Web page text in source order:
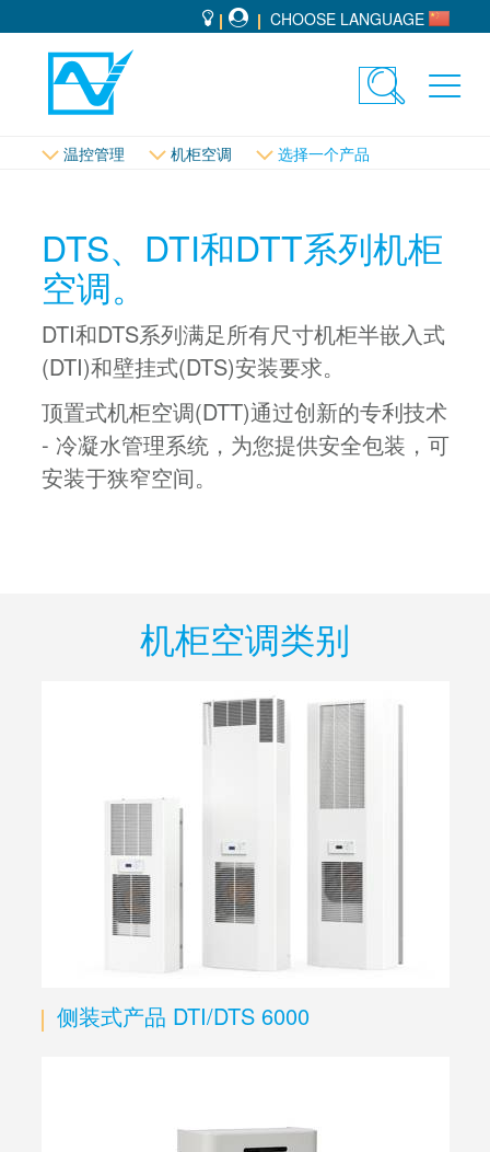
CHOOSE LANGUAGE
Toggle
温控管理 机柜空调 选择一个产品
DTS、DTI和DTT系列机柜
空调。
DTI和DTS系列满足所有尺寸机柜半嵌入式
(DTI)和壁挂式(DTS)安装要求。
顶置式机柜空调(DTT)通过创新的专利技术
- 冷凝水管理系统，为您提供安全包装，可
安装于狭窄空间。
机柜空调类别
侧装式产品 DTI/DTS 6000